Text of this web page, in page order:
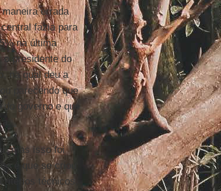
errada
fazia para
na última
o presidente do
na qual deu a
parecendo que
governo e que
, mas isso foi
é que se criou
técnicos,